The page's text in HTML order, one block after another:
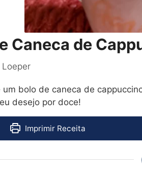
Caneca de
Loeper
um bolo de caneca de
desejo por doce!
Imprimir Receita